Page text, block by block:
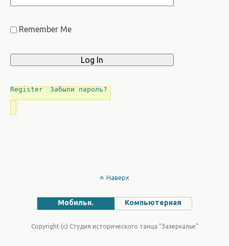
Remember Me
Register Забыли пароль?
Наверх
Мобильн. Компьютерная
Copyright (c) Студия исторического танца "Зазеркалье"